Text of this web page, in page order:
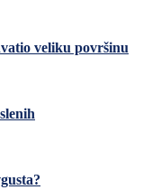
veliku površinu